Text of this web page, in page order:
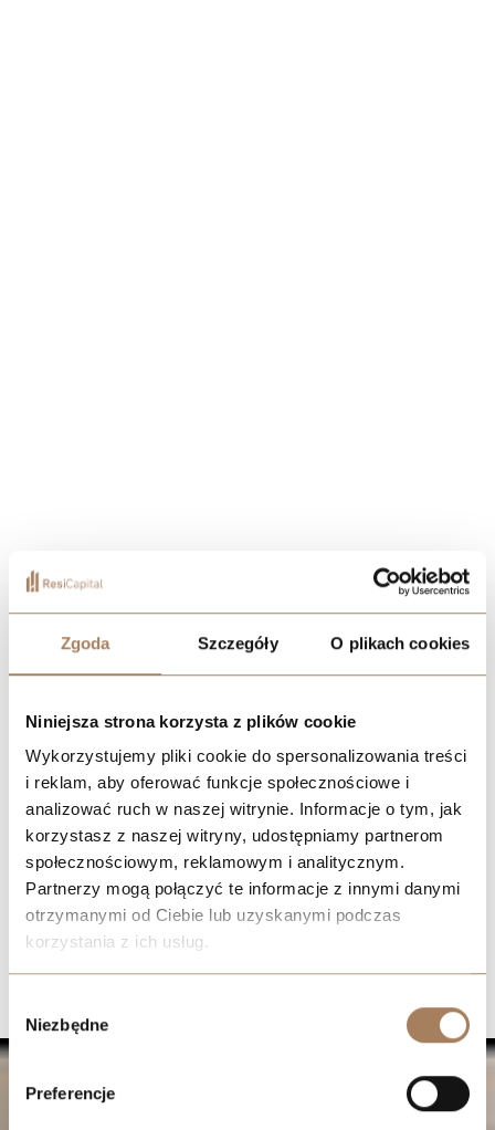
Zgoda Szczegóły O plikach cookies
Niniejsza strona korzysta z plików cookie
Wykorzystujemy pliki cookie do spersonalizowania treści
i reklam, aby oferować funkcje społecznościowe i
analizować ruch w naszej witrynie. Informacje o tym, jak
korzystasz z naszej witryny, udostępniamy partnerom
społecznościowym, reklamowym i analitycznym.
Partnerzy mogą połączyć te informacje z innymi danymi
otrzymanymi od Ciebie lub uzyskanymi podczas
korzystania z ich usług.
process your information.
zgody
Niezbędne
Preferencje